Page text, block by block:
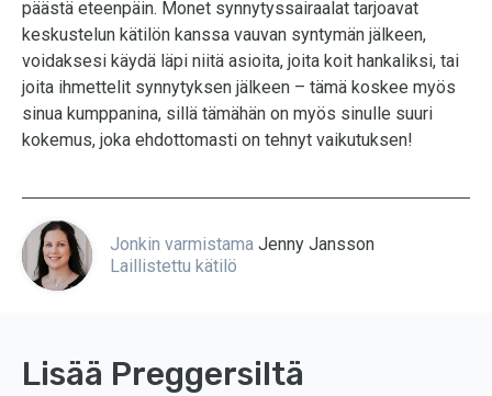
päästä eteenpäin. Monet synnytyssairaalat tarjoavat
keskustelun kätilön kanssa vauvan syntymän jälkeen,
voidaksesi käydä läpi niitä asioita, joita koit hankaliksi, tai
joita ihmettelit synnytyksen jälkeen – tämä koskee myös
sinua kumppanina, sillä tämähän on myös sinulle suuri
kokemus, joka ehdottomasti on tehnyt vaikutuksen!
Jonkin varmistama Jenny Jansson
Laillistettu kätilö
Lisää Preggersiltä